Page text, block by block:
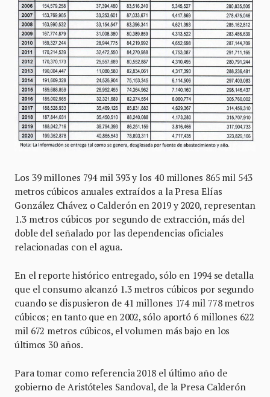
Los 39 millones 794 mil 393 y los 40 millones 865 mil 543
metros cúbicos anuales extraídos a la Presa Elías
González Chávez o Calderón en 2019 y 2020, representan
1.3 metros cúbicos por segundo de extracción, más del
doble del señalado por las dependencias oficiales
relacionadas con el agua.
En el reporte histórico entregado, sólo en 1994 se detalla
que el consumo alcanzó 1.3 metros cúbicos por segundo
cuando se dispusieron de 41 millones 174 mil 778 metros
cúbicos; en tanto que en 2002, sólo aportó 6 millones 622
mil 672 metros cúbicos, el volumen más bajo en los
últimos 30 años.
Para tomar como referencia 2018 el último año de
gobierno de Aristóteles Sandoval, de la Presa Calderón